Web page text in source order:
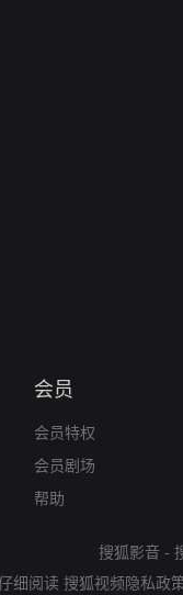
会员
会员特权
会员剧场
帮助
搜狐影音 -
细阅读 搜狐视频隐私政